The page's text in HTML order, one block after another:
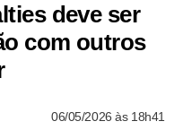
deve ser
com outros
06/05/2026 às 18h41